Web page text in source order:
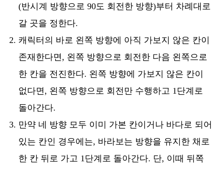
(반시계 방향으로 90도 회전한 방향)부터 차례대로
갈 곳을 정한다.
캐릭터의 바로 왼쪽 방향에 아직 가보지 않은 칸이
존재한다면, 왼쪽 방향으로 회전한 다음 왼쪽으로
한 칸을 전진한다. 왼쪽 방향에 가보지 않은 칸이
없다면, 왼쪽 방향으로 회전만 수행하고 1단계로
돌아간다.
만약 네 방향 모두 이미 가본 칸이거나 바다로 되어
있는 칸인 경우에는, 바라보는 방향을 유지한 채로
한 칸 뒤로 가고 1단계로 돌아간다. 단, 이때 뒤쪽